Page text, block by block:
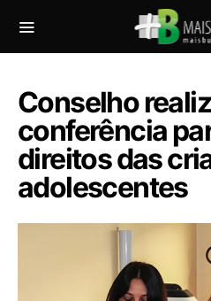
Conselho
conferência
direitos das
adolescentes